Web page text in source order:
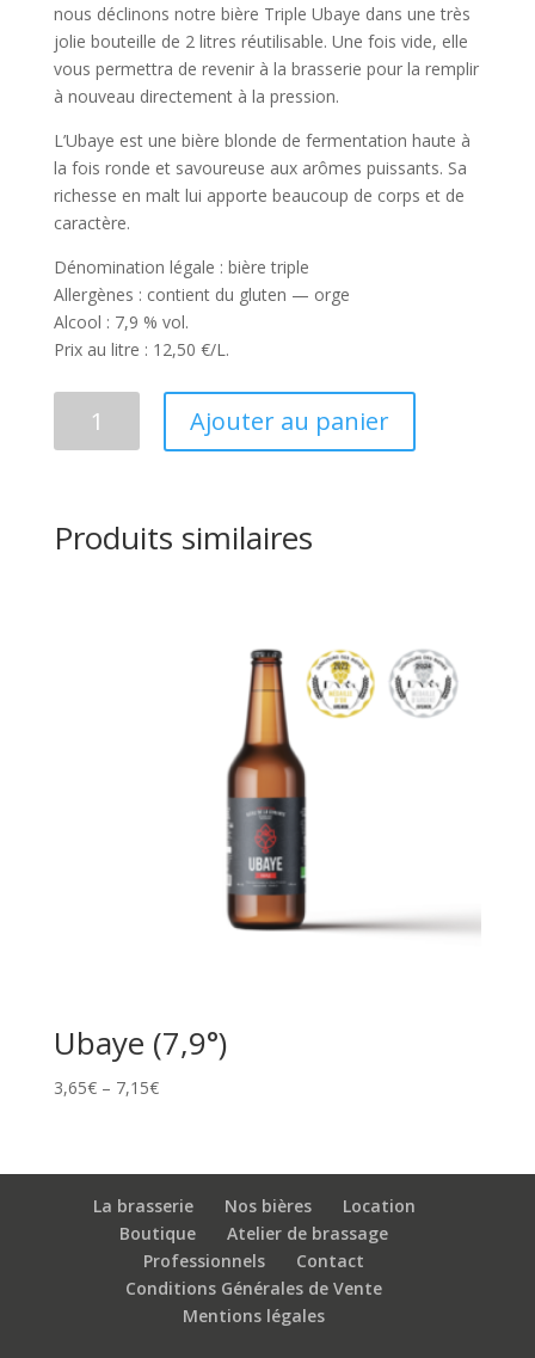
nous déclinons notre bière Triple Ubaye dans une très
jolie bouteille de 2 litres réutilisable. Une fois vide, elle
vous permettra de revenir à la brasserie pour la remplir
à nouveau directement à la pression.
L’Ubaye est une bière blonde de fermentation haute à
la fois ronde et savoureuse aux arômes puissants. Sa
richesse en malt lui apporte beaucoup de corps et de
caractère.
Dénomination légale : bière triple
Allergènes : contient du gluten — orge
Alcool : 7,9 % vol.
Prix au litre : 12,50 €/L.
édition
Ajouter au panier
Produits similaires
Ubaye (7,9°)
3,65€– 7,15€
La brasserie Nos bières
Location
Boutique
Atelier de brassage
Professionnels
Contact
Conditions Générales de Vente
Mentions légales